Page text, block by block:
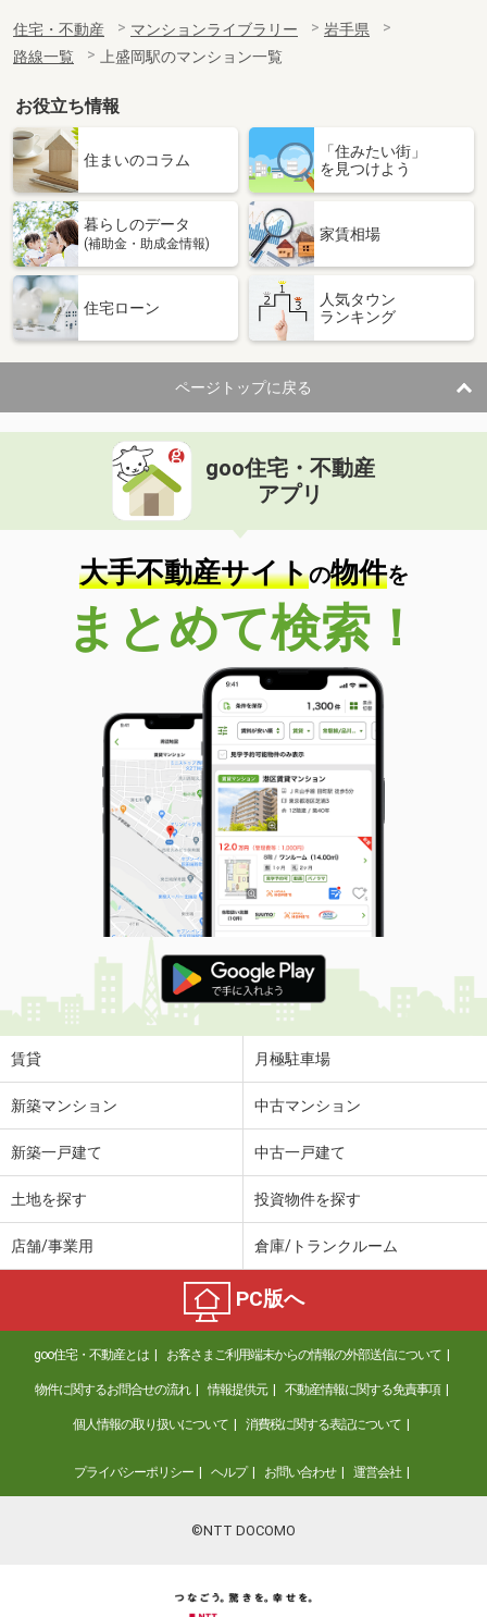
住宅・不動産 マンションライブラリー
岩手県
路線一覧
上盛岡駅のマンション一覧
お役立ち情報
住まいのコラム
「住みたい街」
を見つけよう
暮らしのデータ
(補助金・助成金情報)
家賃相場
住宅ローン
人気タウン
ランキング
ページトップに戻る
goo住宅・不動産
アプリ
大手不動産サイトの物件を
まとめて検索！
賃貸 月極駐車場
新築マンション 中古マンション
新築一戸建て 中古一戸建て
土地を探す 投資物件を探す
店舗/事業用 倉庫/トランクルーム
PC版へ
goo住宅・不動産とは お客さまご利用端末からの情報の外部送信について
物件に関するお問合せの流れ 情報提供元 不動産情報に関する免責事項
個人情報の取り扱いについて 消費税に関する表記について
プライバシーポリシー ヘルプ お問い合わせ 運営会社
©NTT DOCOMO